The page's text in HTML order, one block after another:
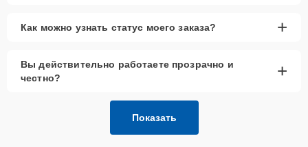
Как можно узнать статус моего заказа? +
Вы действительно работаете прозрачно и
честно?
+
Показать